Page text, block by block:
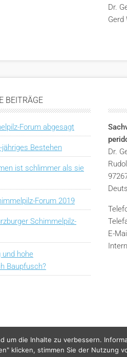
Dr.
Gerd
BEITRÄGE
Forum abgesagt
Bestehen
ist schlimmer als sie
Forum 2019
Schimmelpilz-
und hohe
Baupfusch?
Dr.
E-
die Inhalte zu verbessern.
klicken, stimmen Sie der Nutzung